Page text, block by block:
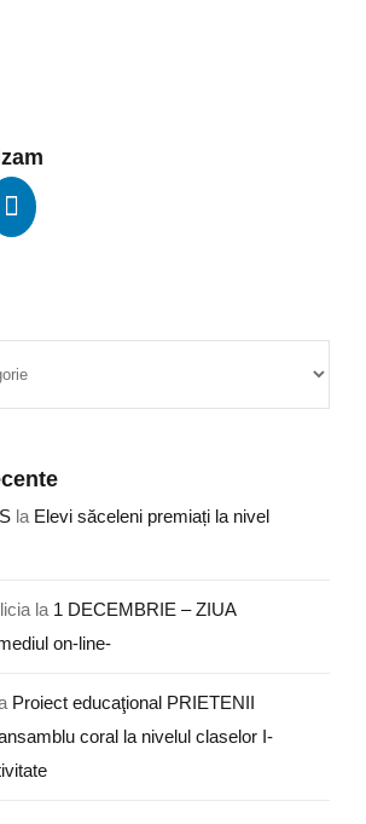
la Elevi săceleni premiați la nivel
la 1 DECEMBRIE – ZIUA
on-line-
Proiect educaţional PRIETENII
coral la nivelul claselor I-